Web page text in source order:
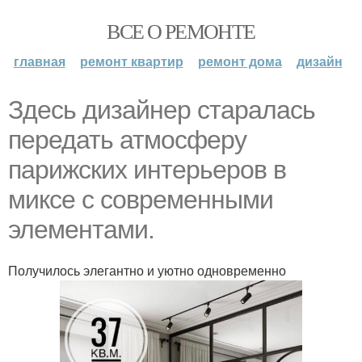
ВСЕ О РЕМОНТЕ
главная ремонт квартир ремонт дома дизайн
Здесь дизайнер старалась
передать атмосферу
парижских интерьеров в
миксе с современными
элементами.
Получилось элегантно и уютно одновременно